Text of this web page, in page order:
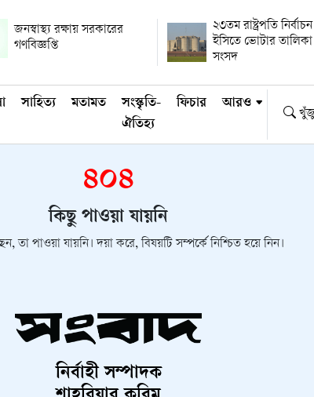
জনস্বাস্থ্য রক্ষায় সরকারের
গণবিজ্ঞপ্তি
২৩তম রাষ্ট্রপতি
ইসিতে ভোটার
সংসদ
সাহিত্য মতামত
সংস্কৃতি-
ঐতিহ্য
ফিচার আরও
৪০৪
কিছু পাওয়া যায়নি
তা পাওয়া যায়নি। দয়া করে, বিষয়টি সম্পর্কে নিশ্চিত হয়ে নিন।
নির্বাহী সম্পাদক